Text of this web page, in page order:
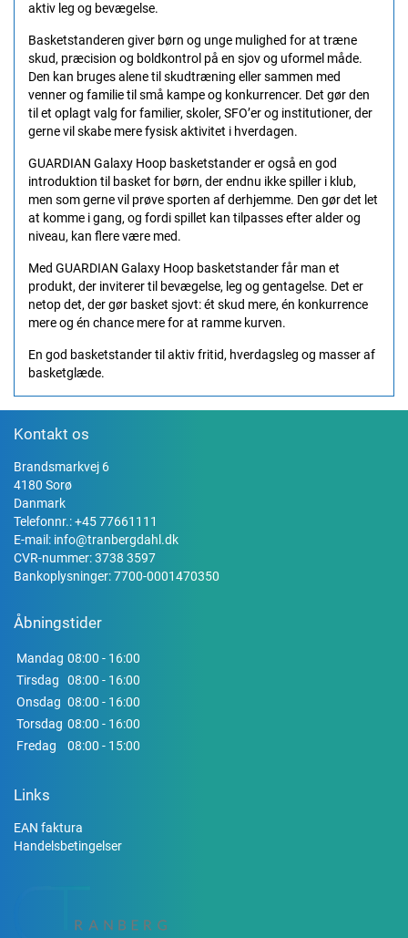
aktiv leg og bevægelse.
Basketstanderen giver børn og unge mulighed for at træne
skud, præcision og boldkontrol på en sjov og uformel måde.
Den kan bruges alene til skudtræning eller sammen med
venner og familie til små kampe og konkurrencer. Det gør den
til et oplagt valg for familier, skoler, SFO’er og institutioner, der
gerne vil skabe mere fysisk aktivitet i hverdagen.
GUARDIAN Galaxy Hoop basketstander er også en god
introduktion til basket for børn, der endnu ikke spiller i klub,
men som gerne vil prøve sporten af derhjemme. Den gør det let
at komme i gang, og fordi spillet kan tilpasses efter alder og
niveau, kan flere være med.
Med GUARDIAN Galaxy Hoop basketstander får man et
produkt, der inviterer til bevægelse, leg og gentagelse. Det er
netop det, der gør basket sjovt: ét skud mere, én konkurrence
mere og én chance mere for at ramme kurven.
En god basketstander til aktiv fritid, hverdagsleg og masser af
basketglæde.
Kontakt os
Brandsmarkvej 6
4180 Sorø
Danmark
Telefonnr.:+45 77661111
E-mail: info@tranbergdahl.dk
CVR-nummer: 3738 3597
Bankoplysninger: 7700-0001470350
Åbningstider
Mandag 08:00 - 16:00
Tirsdag
08:00 - 16:00
Onsdag 08:00 - 16:00
Torsdag 08:00 - 16:00
Fredag
08:00 - 15:00
Links
EAN faktura
Handelsbetingelser